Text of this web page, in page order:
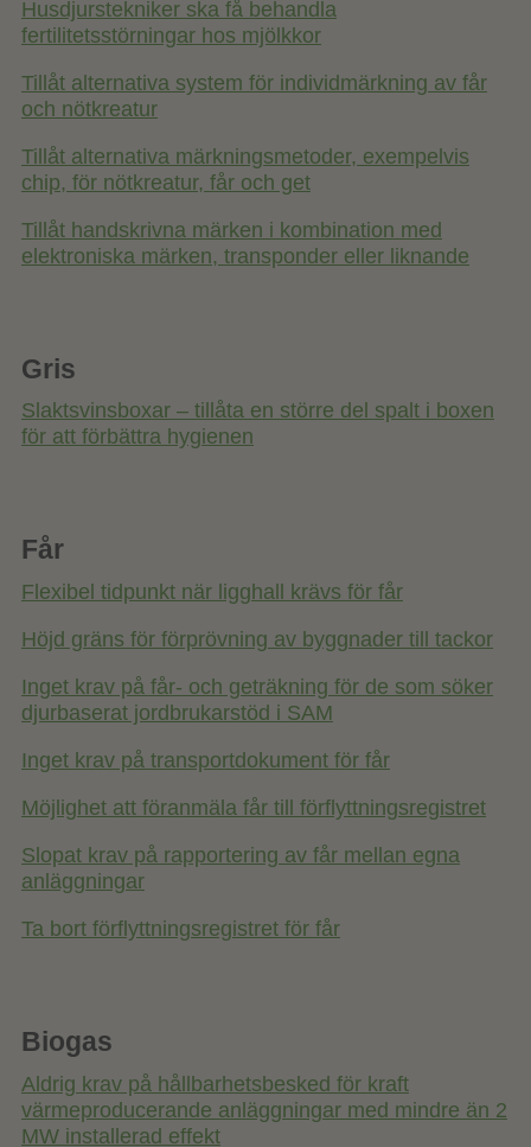
Husdjurstekniker ska få behandla
fertilitetsstörningar hos mjölkkor
Tillåt alternativa system för individmärkning av får
och nötkreatur
Tillåt alternativa märkningsmetoder, exempelvis
chip, för nötkreatur, får och get
Tillåt handskrivna märken i kombination med
elektroniska märken, transponder eller liknande
Gris
Slaktsvinsboxar – tillåta en större del spalt i boxen
för att förbättra hygienen
Får
Flexibel tidpunkt när ligghall krävs för får
Höjd gräns för förprövning av byggnader till tackor
Inget krav på får- och geträkning för de som söker
djurbaserat jordbrukarstöd i SAM
Inget krav på transportdokument för får
Möjlighet att föranmäla får till förflyttningsregistret
Slopat krav på rapportering av får mellan egna
anläggningar
Ta bort förflyttningsregistret för får
Biogas
Aldrig krav på hållbarhetsbesked för kraft
värmeproducerande anläggningar med mindre än 2
MW installerad effekt